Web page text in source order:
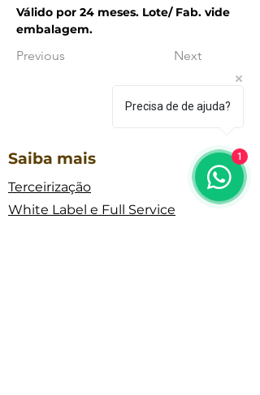
Válido por 24 meses. Lote/ Fab. vide
embalagem.
Previous Next
Saiba mais
Terceirização
White Label e Full Service
Precisa de de ajuda?
1